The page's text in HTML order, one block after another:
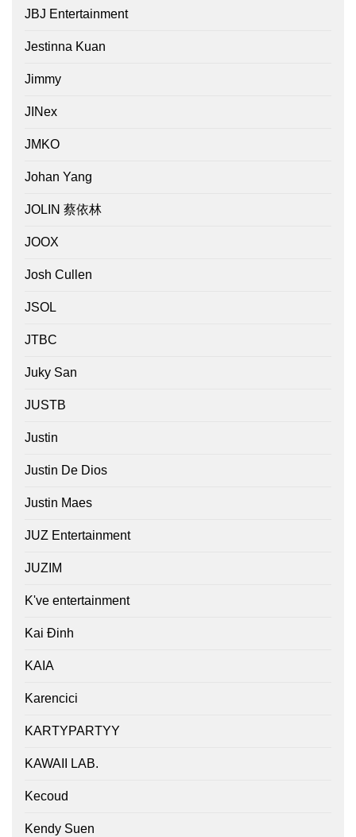
JBJ Entertainment
Jestinna Kuan
Jimmy
JINex
JMKO
Johan Yang
JOLIN 蔡依林
JOOX
Josh Cullen
JSOL
JTBC
Juky San
JUSTB
Justin
Justin De Dios
Justin Maes
JUZ Entertainment
JUZIM
K've entertainment
Kai Đinh
KAIA
Karencici
KARTYPARTYY
KAWAII LAB.
Kecoud
Kendy Suen